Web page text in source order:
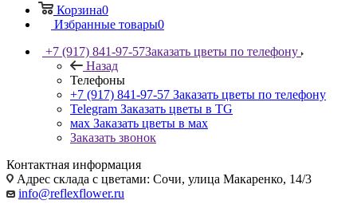
Корзина0
Избранные товары0
+7 (917) 841-97-57Заказать цветы по телефону
Назад
Телефоны
+7 (917) 841-97-57 Заказать цветы по телефону
Telegram Заказать цветы в TG
мах Заказать цветы в мах
Заказать звонок
Контактная информация
Адрес склада с цветами: Сочи, улица Макаренко, 14/3
info@reflexflower.ru